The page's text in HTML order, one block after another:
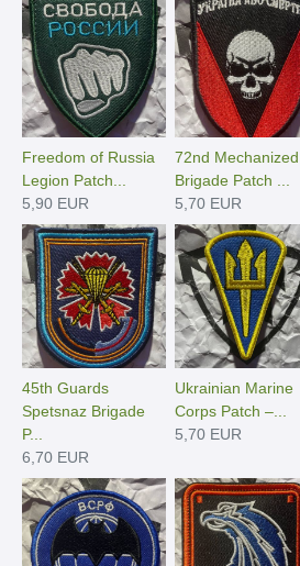
Freedom of Russia
Legion Patch...
5,90 EUR
72nd Mechanized
Brigade Patch ...
5,70 EUR
45th Guards
Spetsnaz Brigade
P...
6,70 EUR
Ukrainian Marine
Corps Patch –...
5,70 EUR